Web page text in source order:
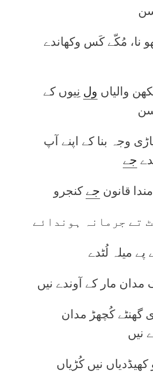
نا، مُکّے کَس وکھاندے
والیاں ول نِیوں کے
وجہ بنا کے اپنے آپ
جے
قانون جےکنجرو
تے جرمانہ ہوندائے
پے میلہ لُٹدے
مدان مار کے آوندے نیں
گھنٹے کُچھڑ مدان
نیں
کھیڈدیاں نیں کُڑیاں